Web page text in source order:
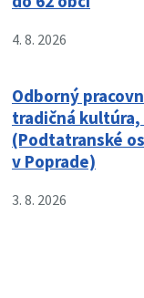
4. 8. 2026
Odborný
tradičná
(Podtatranské
v Poprade)
3. 8. 2026